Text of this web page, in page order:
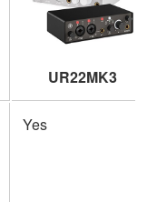
UR22MK3
Yes